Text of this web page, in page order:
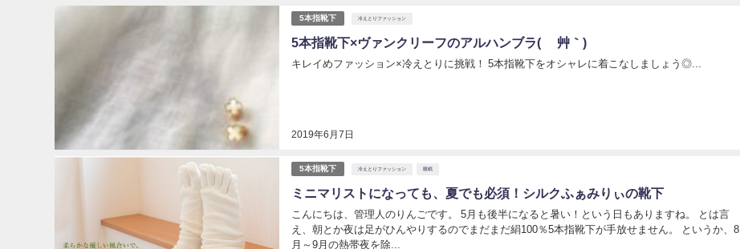
5本指靴下 冷えとりファッション
5本指靴下×ヴァンクリーフのアルハンブラ( ´艸｀)
2019年6月7日
キレイめファッション×冷えとりに挑戦！ 5本指靴下をオシャレに着こなしましょう◎...
5本指靴下 冷えとりファッション 睡眠
ミニマリストになっても、夏でも必須！シルクふぁみりぃの靴下
こんにちは、管理人のりんごです。 5月も後半になると暑い！という日もありますね。 とは言
え、朝とか夜は足がひんやりするのでまだまだ絹100％5本指靴下が手放せません。 というか、8
月～9月の熱帯夜を除...